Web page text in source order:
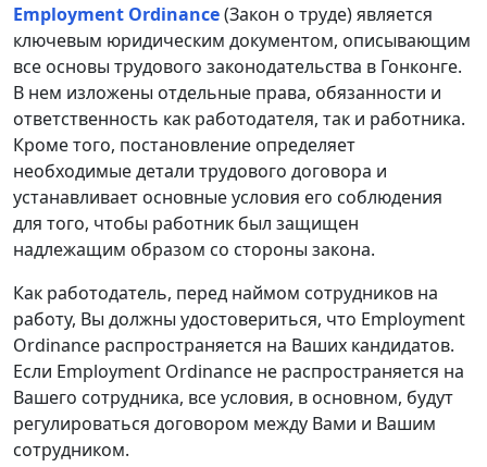
Employment Ordinance(Закон о труде) является
ключевым юридическим документом, описывающим
все основы трудового законодательства в Гонконге.
В нем изложены отдельные права, обязанности и
ответственность как работодателя, так и работника.
Кроме того, постановление определяет
необходимые детали трудового договора и
устанавливает основные условия его соблюдения
для того, чтобы работник был защищен
надлежащим образом со стороны закона.
Как работодатель, перед наймом сотрудников на
работу, Вы должны удостовериться, что Employment
Ordinance распространяется на Ваших кандидатов.
Если Employment Ordinance не распространяется на
Вашего сотрудника, все условия, в основном, будут
регулироваться договором между Вами и Вашим
сотрудником.